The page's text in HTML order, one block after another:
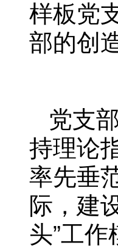
样板党
部的创
党支
持理论
率先垂
际，建
头”工